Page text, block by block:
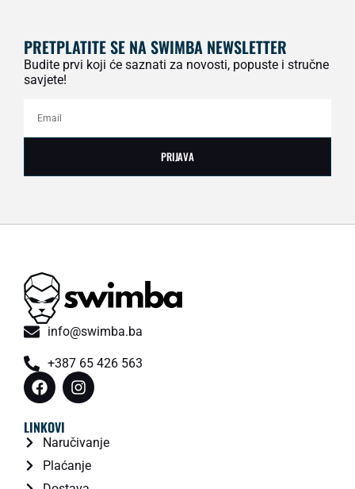
PRETPLATITE SE NA SWIMBA NEWSLETTER
Budite prvi koji će saznati za novosti, popuste i stručne
savjete!
PRIJAVA
info@swimba.ba
+387 65 426 563
LINKOVI
Naručivanje
Plaćanje